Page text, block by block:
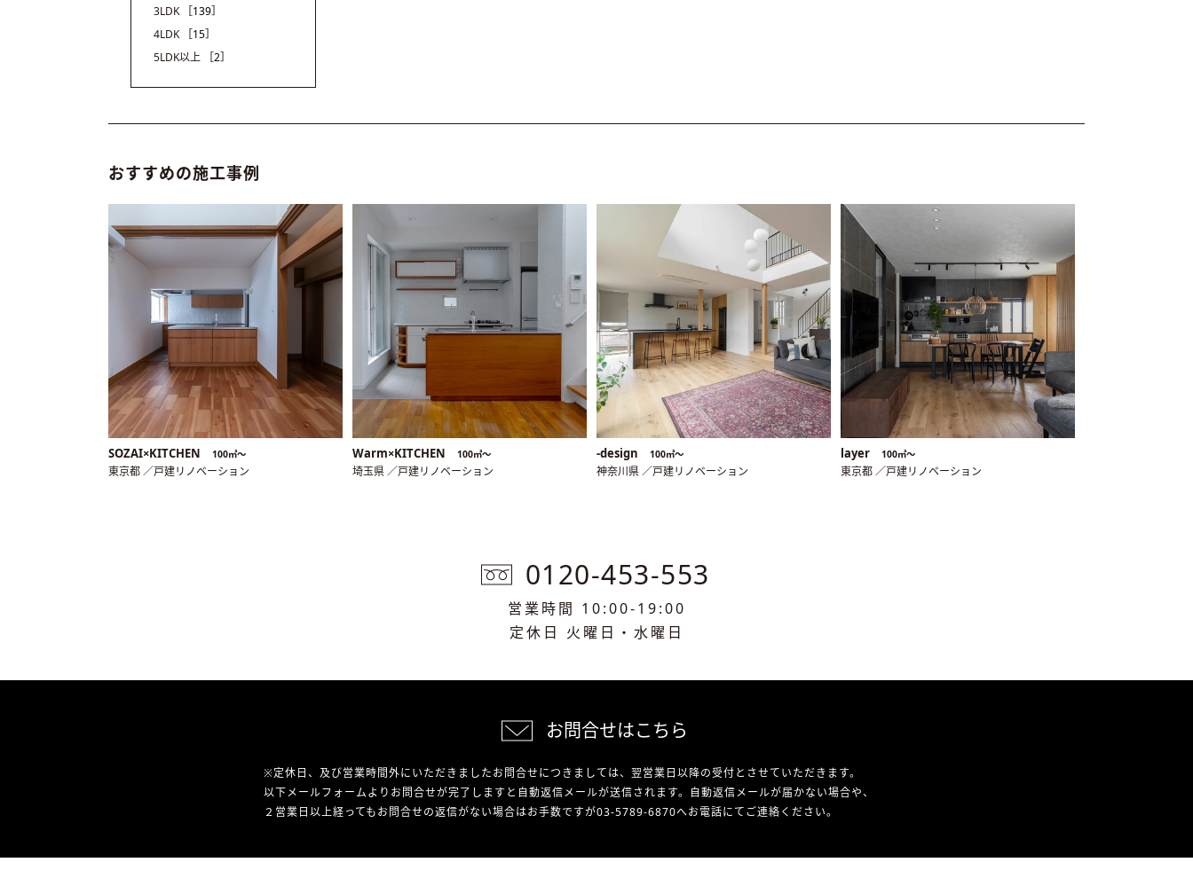
3LDK
［139］
4LDK
［15］
5LDK以上
［2］
おすすめの施工事例
SOZAI×KITCHEN 100㎡〜
東京都 ／戸建リノベーション
Warm×KITCHEN 100㎡〜
埼玉県 ／戸建リノベーション
-design 100㎡〜
神奈川県 ／戸建リノベーション
layer 100㎡〜
東京都 ／戸建リノベーション
0120-453-553
営業時間 10:00-19:00
定休日 火曜日・水曜日
お問合せはこちら
※定休日、及び営業時間外にいただきましたお問合せにつきましては、翌営業日以降の受付とさせていただきます。
以下メールフォームよりお問合せが完了しますと自動返信メールが送信されます。自動返信メールが届かない場合や、
２営業日以上経ってもお問合せの返信がない場合はお手数ですが03-5789-6870へお電話にてご連絡ください。